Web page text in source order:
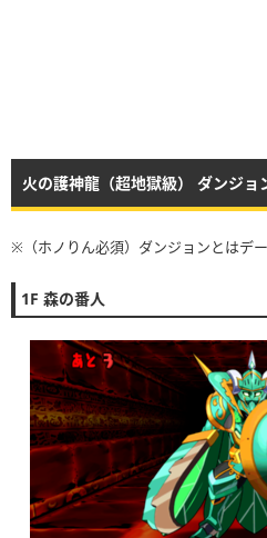
森の番人
火の護神龍（超地獄級） ダンジョ
※（ホノりん必須）ダンジョンとはデー
1F 森の番人